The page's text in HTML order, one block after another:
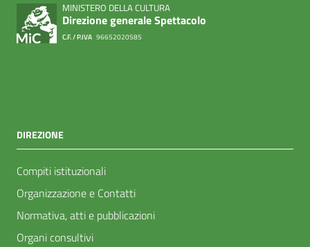
MINISTERO DELLA CULTURA
Direzione generale Spettacolo
C.F. / P.IVA 96652020585
DIREZIONE
Compiti istituzionali
Organizzazione e Contatti
Normativa, atti e pubblicazioni
Organi consultivi